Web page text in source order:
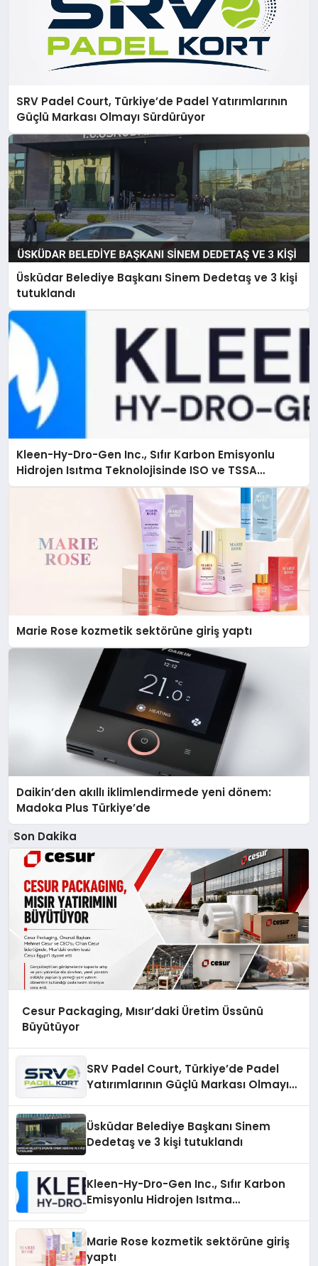
SRV Padel Court, Türkiye’de Padel Yatırımlarının
Güçlü Markası Olmayı Sürdürüyor
Üsküdar Belediye Başkanı Sinem Dedetaş ve 3 kişi
tutuklandı
Kleen-Hy-Dro-Gen Inc., Sıfır Karbon Emisyonlu
Hidrojen Isıtma Teknolojisinde ISO ve TSSA
Düzenleyici Onaylarını Aldı
Marie Rose kozmetik sektörüne giriş yaptı
Daikin’den akıllı iklimlendirmede yeni dönem:
Madoka Plus Türkiye’de
Son Dakika
Cesur Packaging, Mısır’daki Üretim Üssünü
Büyütüyor
SRV Padel Court, Türkiye’de Padel
Yatırımlarının Güçlü Markası Olmayı
Üsküdar Belediye Başkanı Sinem
Dedetaş ve 3 kişi tutuklandı
Kleen-Hy-Dro-Gen Inc., Sıfır Karbon
Emisyonlu Hidrojen Isıtma
Marie Rose kozmetik sektörüne giriş
yaptı